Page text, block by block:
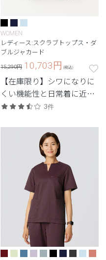
WOMEN
レディース:スクラブトップス・ダ
ブルジャカード
15,290円 10,703円 (税込)
【在庫限り】シワになりに
くい機能性と日常着に近い
デザインを兼ね備えたユニ
3件